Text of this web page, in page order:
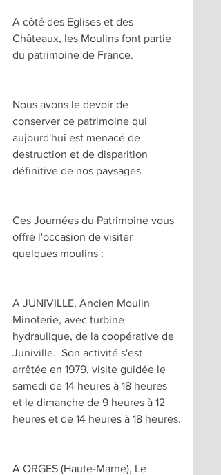
A côté des Eglises et des
Châteaux, les Moulins font partie
du patrimoine de France.
Nous avons le devoir de
conserver ce patrimoine qui
aujourd'hui est menacé de
destruction et de disparition
définitive de nos paysages.
Ces Journées du Patrimoine vous
offre l'occasion de visiter
quelques moulins :
A JUNIVILLE, Ancien Moulin
Minoterie, avec turbine
hydraulique, de la coopérative de
Juniville.  Son activité s'est
arrêtée en 1979, visite guidée le
samedi de 14 heures à 18 heures
et le dimanche de 9 heures à 12
heures et de 14 heures à 18 heures.
A ORGES (Haute-Marne), Le